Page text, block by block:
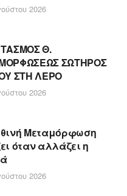
2026
Θ.
ΣΩΤΗΡΟΣ
ΣΤΗ ΛΕΡΟ
2026
Μεταμόρφωση
όταν αλλάζει η
2026